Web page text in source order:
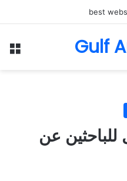
best
Gulf
للباحثين عن